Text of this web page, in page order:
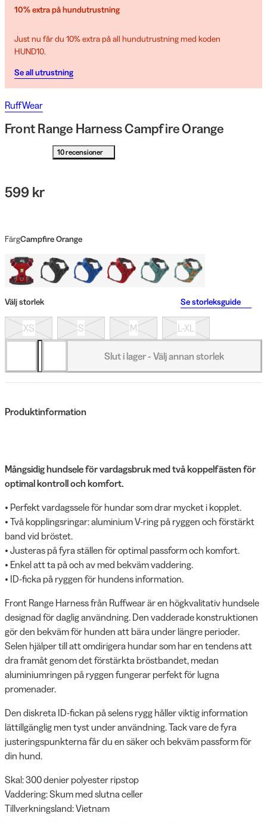
10% extra på hundutrustning
Just nu får du 10% extra på all hundutrustning med koden
HUND10.
Se all utrustning
RuffWear
Front Range Harness Campfire Orange
10 recensioner
599 kr
FärgCampfire Orange
Välj storlek Se storleksguide
XS S M L-XL
Slut i lager - Välj annan storlek
Produktinformation
Mångsidig hundsele för vardagsbruk med två koppelfästen för
optimal kontroll och komfort.
• Perfekt vardagssele för hundar som drar mycket i kopplet.
• Två kopplingsringar: aluminium V-ring på ryggen och förstärkt
band vid bröstet.
• Justeras på fyra ställen för optimal passform och komfort.
• Enkel att ta på och av med bekväm vaddering.
• ID-ficka på ryggen för hundens information.
Front Range Harness från Ruffwear är en högkvalitativ hundsele
designad för daglig användning. Den vadderade konstruktionen
gör den bekväm för hunden att bära under längre perioder.
Selen hjälper till att omdirigera hundar som har en tendens att
dra framåt genom det förstärkta bröstbandet, medan
aluminiumringen på ryggen fungerar perfekt för lugna
promenader.
Den diskreta ID-fickan på selens rygg håller viktig information
lättillgänglig men tyst under användning. Tack vare de fyra
justeringspunkterna får du en säker och bekväm passform för
din hund.
Skal: 300 denier polyester ripstop
Vaddering: Skum med slutna celler
Tillverkningsland: Vietnam